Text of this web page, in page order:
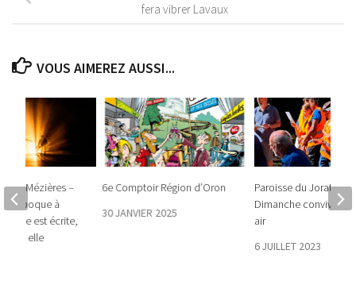
fera vibrer Lavaux
VOUS AIMEREZ AUSSI...
6e Comptoir Région d’Oron
30 JANVIER 2025
Paroisse du Jorat –
Dimanche convivial
air
6 JUILLET 2023
Mézières –
l’époque à
pièce est écrite,
elle